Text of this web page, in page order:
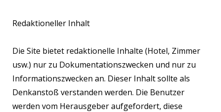
Redaktioneller Inhalt
Die Site bietet redaktionelle Inhalte (Hotel, Zimmer
usw.) nur zu Dokumentationszwecken und nur zu
Informationszwecken an. Dieser Inhalt sollte als
Denkanstoß verstanden werden. Die Benutzer
werden vom Herausgeber aufgefordert, diese